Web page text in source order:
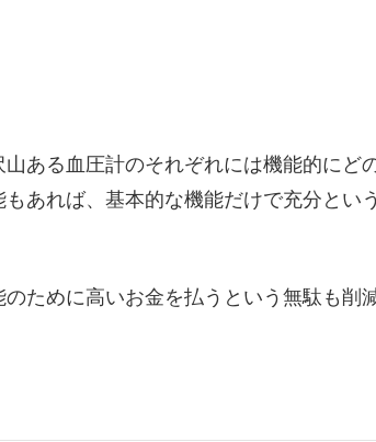
ある血圧計のそれぞれには機能的にど
あれば、基本的な機能だけで充分とい
ために高いお金を払うという無駄も削